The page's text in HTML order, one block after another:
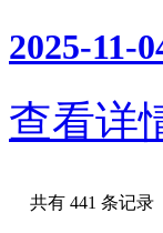
2025-11-
查看详
共有 441 条记录